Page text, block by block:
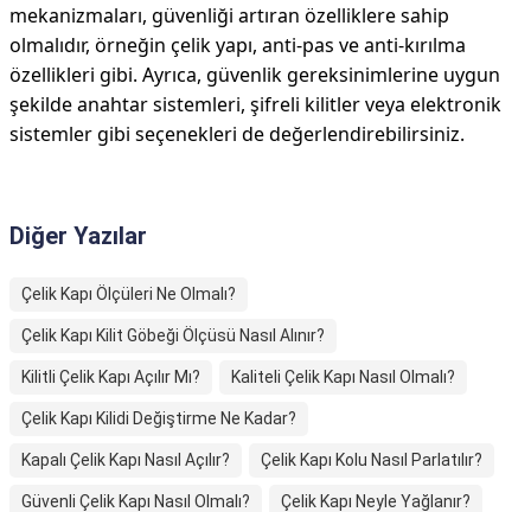
mekanizmaları, güvenliği artıran özelliklere sahip
olmalıdır, örneğin çelik yapı, anti-pas ve anti-kırılma
özellikleri gibi. Ayrıca, güvenlik gereksinimlerine uygun
şekilde anahtar sistemleri, şifreli kilitler veya elektronik
sistemler gibi seçenekleri de değerlendirebilirsiniz.
Diğer Yazılar
Çelik Kapı Ölçüleri Ne Olmalı?
Çelik Kapı Kilit Göbeği Ölçüsü Nasıl Alınır?
Kilitli Çelik Kapı Açılır Mı? Kaliteli Çelik Kapı Nasıl Olmalı?
Çelik Kapı Kilidi Değiştirme Ne Kadar?
Kapalı Çelik Kapı Nasıl Açılır? Çelik Kapı Kolu Nasıl Parlatılır?
Güvenli Çelik Kapı Nasıl Olmalı? Çelik Kapı Neyle Yağlanır?